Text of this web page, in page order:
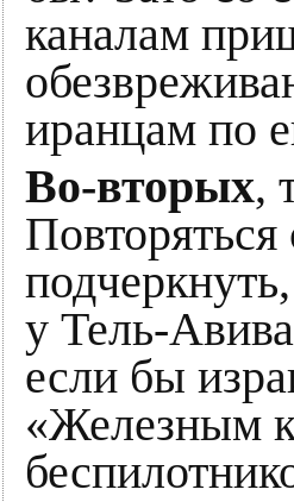
каналам
иранцам по
Во-вторых,
у Тель-
если бы
«Железным